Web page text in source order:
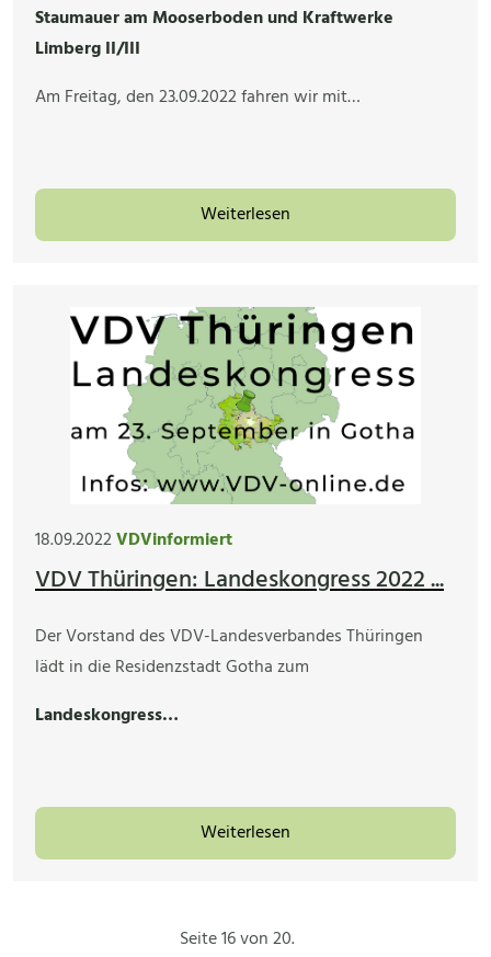
Staumauer am Mooserboden und Kraftwerke
Limberg II/III
Am Freitag, den 23.09.2022 fahren wir mit…
Weiterlesen
18.09.2022VDVinformiert
VDV Thüringen: Landeskongress 2022 ...
Der Vorstand des VDV-Landesverbandes Thüringen
lädt in die Residenzstadt Gotha zum
Landeskongress…
Weiterlesen
Seite 16 von 20.